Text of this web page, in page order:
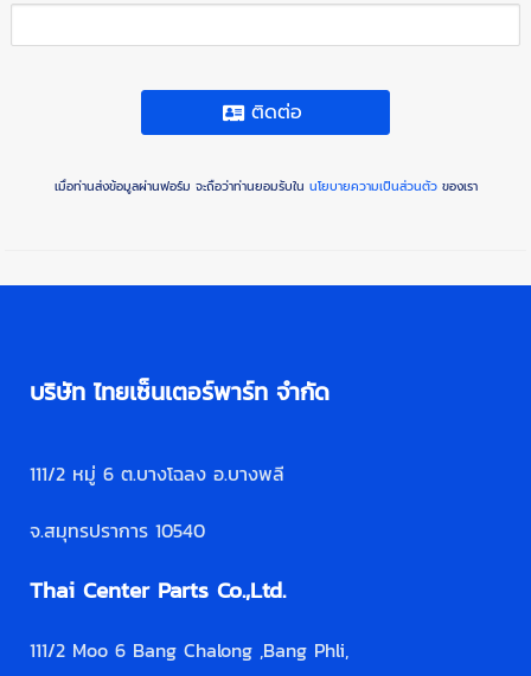
ติดต่อ
เมื่อท่านส่งข้อมูลผ่านฟอร์ม จะถือว่าท่านยอมรับใน นโยบายความเป็นส่วนตัวของเรา
บริษัท ไทยเซ็นเตอร์พาร์ท จำกัด
111/2 หมู่ 6 ต.บางโฉลง อ.บางพลี
จ.สมุทรปราการ 10540
Thai Center Parts Co.,Ltd.
111/2 Moo 6 Bang Chalong ,Bang Phli,